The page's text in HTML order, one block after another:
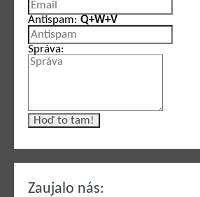
Zaujalo nás:
Antispam: Q+W+V
Správa: